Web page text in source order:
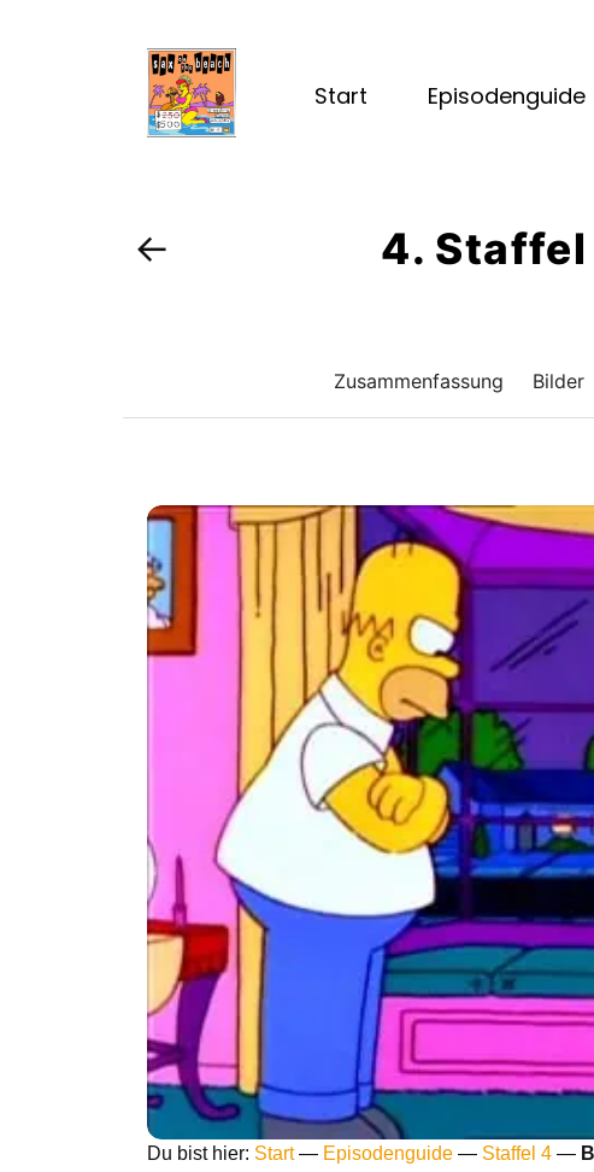
Start Episodenguide
← 4. Staffel
Zusammenfassung Bilder
Du bist hier: Start— Episodenguide — Staffel 4 —